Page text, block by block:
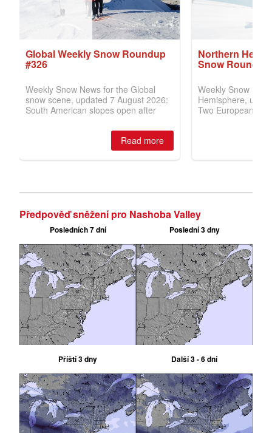
Předpověď sněžení pro Nashoba Valley
Posledních 7 dní Poslední 3 dny
Příští 3 dny Další 3 - 6 dní